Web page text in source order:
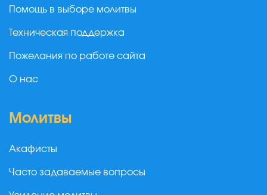
Помощь в выборе молитвы
Техническая поддержка
Пожелания по работе сайта
О нас
Молитвы
Акафисты
Часто задаваемые вопросы